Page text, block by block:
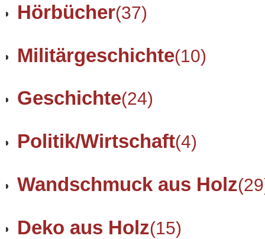
Hörbücher(37)
Militärgeschichte(10)
Geschichte(24)
Politik/Wirtschaft(4)
Wandschmuck aus Holz
Deko aus Holz(15)